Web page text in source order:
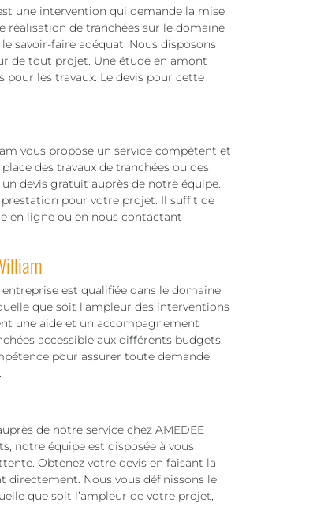
une intervention qui demande la mise
réalisation de tranchées sur le domaine
savoir-faire adéquat. Nous disposons
de tout projet. Une étude en amont
les travaux. Le devis pour cette
vous propose un service compétent et
des travaux de tranchées ou des
devis gratuit auprès de notre équipe.
pour votre projet. Il suffit de
en ligne ou en nous contactant
est qualifiée dans le domaine
que soit l’ampleur des interventions
une aide et un accompagnement
accessible aux différents budgets.
pour assurer toute demande.
de notre service chez AMEDEE
notre équipe est disposée à vous
Obtenez votre devis en faisant la
Nous vous définissons le
que soit l’ampleur de votre projet,